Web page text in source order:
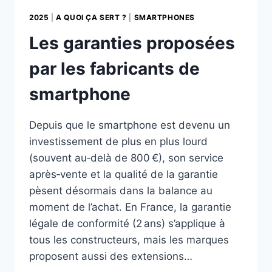
2025 |A QUOI ÇA SERT ? SMARTPHONES
Les garanties proposées
par les fabricants de
smartphone
Depuis que le smartphone est devenu un
investissement de plus en plus lourd
(souvent au‑delà de 800 €), son service
après‑vente et la qualité de la garantie
pèsent désormais dans la balance au
moment de l’achat. En France, la garantie
légale de conformité (2 ans) s’applique à
tous les constructeurs, mais les marques
proposent aussi des extensions…